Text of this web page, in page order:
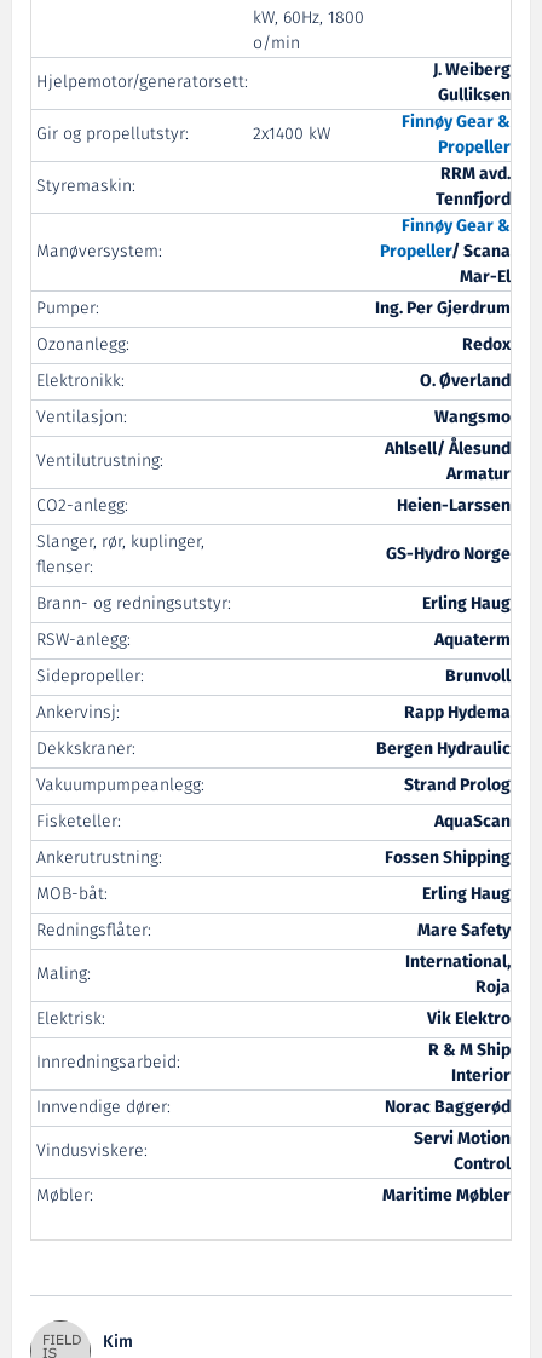
kW, 60Hz, 1800
o/min
Hjelpemotor/generatorsett:
J. Weiberg
Gulliksen
Gir og propellutstyr:
2x1400 kW
Finnøy Gear &
Propeller
Styremaskin:
RRM avd.
Tennfjord
Manøversystem:
Finnøy Gear &
Propeller/ Scana
Mar-El
Pumper:
Ing. Per Gjerdrum
Ozonanlegg:
Redox
Elektronikk:
O. Øverland
Ventilasjon:
Wangsmo
Ventilutrustning:
Ahlsell/ Ålesund
Armatur
CO2-anlegg:
Heien-Larssen
Slanger, rør, kuplinger,
flenser:
GS-Hydro Norge
Brann- og redningsutstyr:
Erling Haug
RSW-anlegg:
Aquaterm
Sidepropeller:
Brunvoll
Ankervinsj:
Rapp Hydema
Dekkskraner:
Bergen Hydraulic
Vakuumpumpeanlegg:
Strand Prolog
Fisketeller:
AquaScan
Ankerutrustning:
Fossen Shipping
MOB-båt:
Erling Haug
Redningsflåter:
Mare Safety
Maling:
International,
Roja
Elektrisk:
Vik Elektro
Innredningsarbeid:
R & M Ship
Interior
Innvendige dører:
Norac Baggerød
Vindusviskere:
Servi Motion
Control
Møbler:
Maritime Møbler
Kim